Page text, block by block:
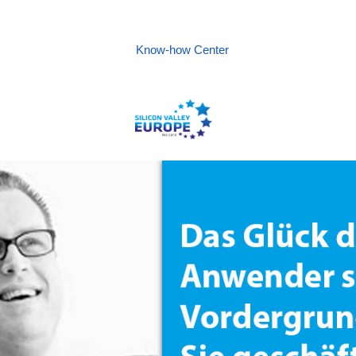
Know-how Center